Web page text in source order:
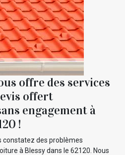
offre des services
offert
engagement à
!
constatez des problèmes
à Blessy dans le 62120. Nous